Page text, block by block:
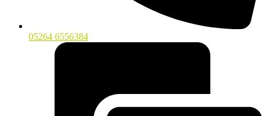
05264 6556384